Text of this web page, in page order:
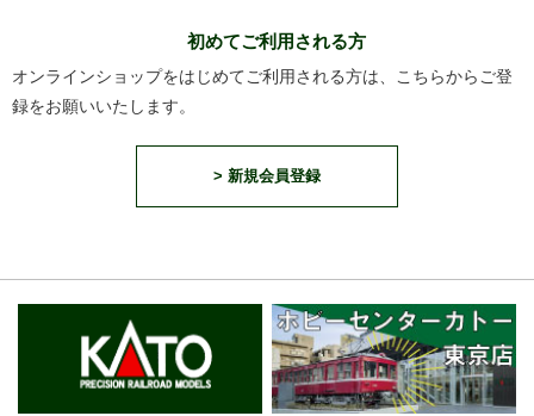
初めてご利用される方
オンラインショップをはじめてご利用される方は、こちらからご登
録をお願いいたします。
> 新規会員登録